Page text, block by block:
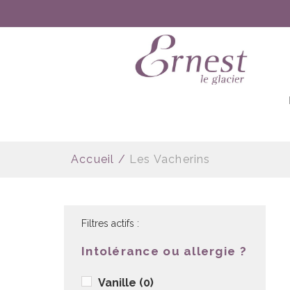
Accueil / Les Vacherins
Filtres actifs :
Intolérance ou allergie ?
Vanille (0)